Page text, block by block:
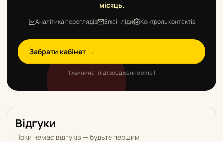
місяць.
Аналітика переглядів Email-ліди Контроль контактів
Забрати кабінет →
1 хвилина · підтвердження email
Відгуки
Поки немає відгуків — будьте першим